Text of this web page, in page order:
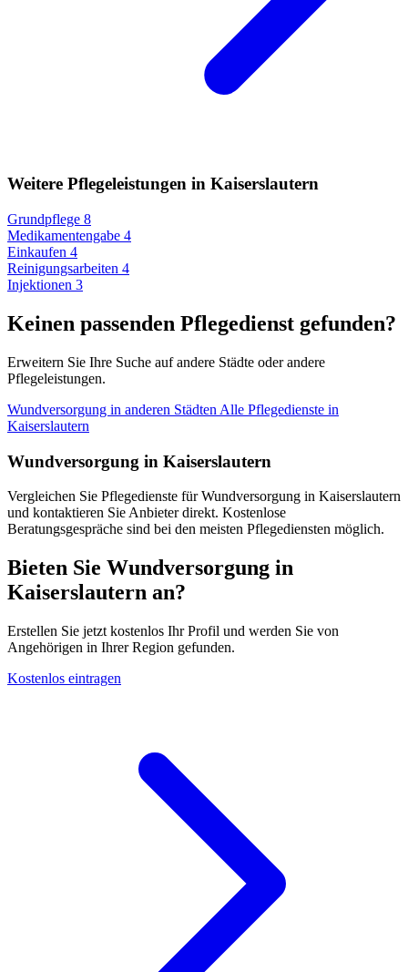
Weitere Pflegeleistungen in Kaiserslautern
Grundpflege 8
Medikamentengabe 4
Einkaufen 4
Reinigungsarbeiten 4
Injektionen 3
Keinen passenden Pflegedienst gefunden?
Erweitern Sie Ihre Suche auf andere Städte oder andere
Pflegeleistungen.
Wundversorgung in anderen Städten Alle Pflegedienste in
Kaiserslautern
Wundversorgung in Kaiserslautern
Vergleichen Sie Pflegedienste für Wundversorgung in Kaiserslautern
und kontaktieren Sie Anbieter direkt. Kostenlose
Beratungsgespräche sind bei den meisten Pflegediensten möglich.
Bieten Sie Wundversorgung in
Kaiserslautern an?
Erstellen Sie jetzt kostenlos Ihr Profil und werden Sie von
Angehörigen in Ihrer Region gefunden.
Kostenlos eintragen